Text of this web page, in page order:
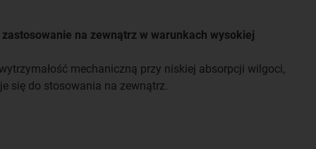
na zewnątrz w warunkach wysokiej
mechaniczną przy niskiej absorpcji wilgoci,
się do stosowania na zewnątrz.